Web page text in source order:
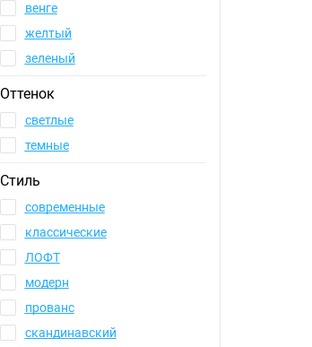
венге
желтый
зеленый
Оттенок
светлые
темные
Стиль
современные
классические
ЛОФТ
модерн
прованс
скандинавский